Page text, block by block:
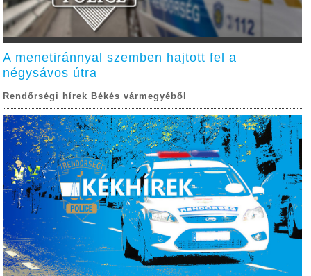
A menetiránnyal szemben hajtott fel a
négysávos útra
Rendőrségi hírek Békés vármegyéből